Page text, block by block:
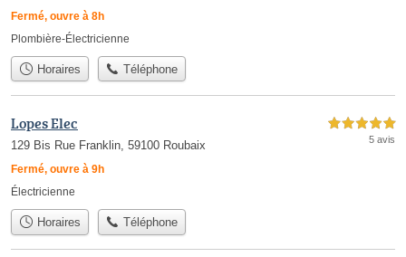
Fermé, ouvre à 8h
Plombière-Électricienne
Horaires Téléphone
Lopes Elec
129 Bis Rue Franklin, 59100 Roubaix
Fermé, ouvre à 9h
5,0 étoiles sur 5
5 avis
Électricienne
Horaires Téléphone